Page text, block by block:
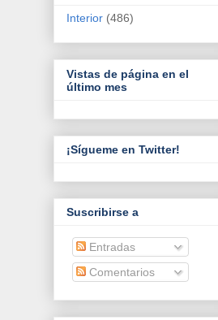
Interior (486)
Vistas de página en el
último mes
¡Sígueme en Twitter!
Suscribirse a
Entradas
Comentarios